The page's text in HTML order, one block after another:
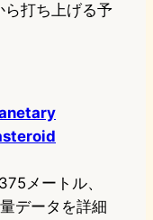
打ち上げる予
メートル、
データを詳細